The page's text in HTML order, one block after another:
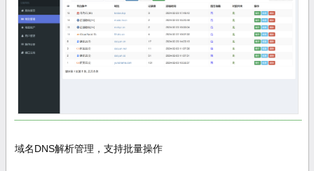
域名DNS解析管理，支持批量操作